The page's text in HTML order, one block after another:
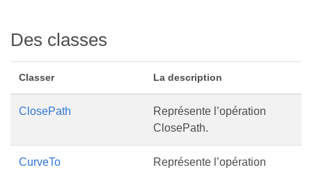
Des classes
Classer La description
ClosePath
Représente l’opération
ClosePath.
CurveTo
Représente l’opération